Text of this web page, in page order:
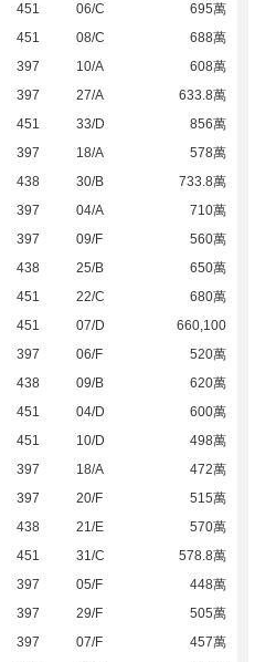
451 06/C
695萬
451 08/C
688萬
397 10/A
608萬
397 27/A
633.8萬
451 33/D
856萬
397 18/A
578萬
438 30/B
733.8萬
397 04/A
710萬
397 09/F
560萬
438 25/B
650萬
451 22/C
680萬
451 07/D
660,100
397 06/F
520萬
438 09/B
620萬
451 04/D
600萬
451 10/D
498萬
397 18/A
472萬
397 20/F
515萬
438 21/E
570萬
451 31/C
578.8萬
397 05/F
448萬
397 29/F
505萬
397 07/F
457萬